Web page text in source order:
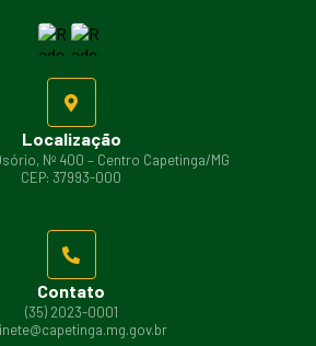
Localização
Nº 400 – Centro Capetinga/MG
CEP: 37993-000
Contato
(35) 2023-0001